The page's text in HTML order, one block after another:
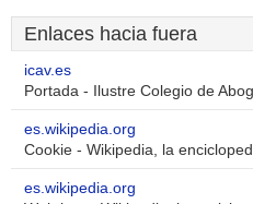
Enlaces hacia fuera
icav.es
Portada - Ilustre Colegio de
es.wikipedia.org
Cookie - Wikipedia, la
es.wikipedia.org